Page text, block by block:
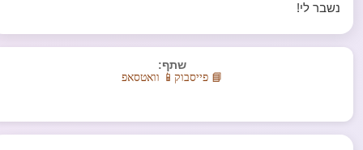
נשבר לי!
שתף:
📘 פייסבוק 📱 וואטסאפ